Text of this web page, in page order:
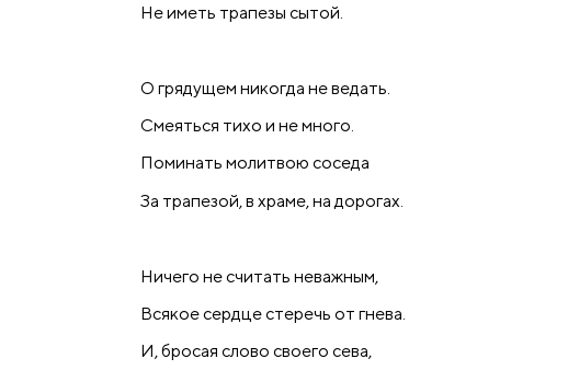
Не иметь трапезы сытой.
О грядущем никогда не ведать.
Смеяться тихо и не много.
Поминать молитвою соседа
За трапезой, в храме, на дорогах.
Ничего не считать неважным,
Всякое сердце стеречь от гнева.
И, бросая слово своего сева,